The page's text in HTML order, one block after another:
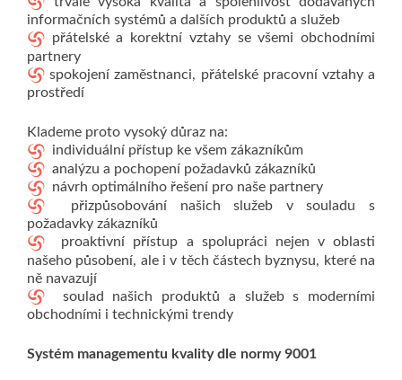
informačních systémů a dalších produktů a služeb
přátelské a korektní vztahy se všemi obchodními
partnery
spokojení zaměstnanci, přátelské pracovní vztahy a
prostředí
Klademe proto vysoký důraz na:
individuální přístup ke všem zákazníkům
analýzu a pochopení požadavků zákazníků
návrh optimálního řešení pro naše partnery
přizpůsobování našich služeb v souladu s
požadavky zákazníků
proaktivní přístup a spolupráci nejen v oblasti
našeho působení, ale i v těch částech byznysu, které na
ně navazují
soulad našich produktů a služeb s moderními
obchodními i technickými trendy
Systém managementu kvality dle normy 9001